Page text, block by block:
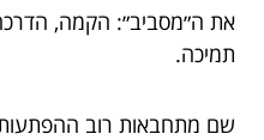
את ה״מסביב״: הקמה,
תמיכה.
שם מתחבאות רוב